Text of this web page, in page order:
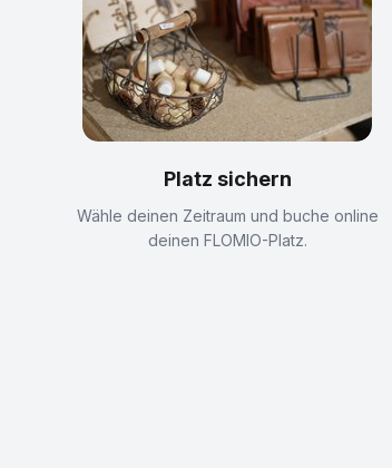
Platz sichern
Wähle deinen Zeitraum und buche online
deinen FLOMIO-Platz.